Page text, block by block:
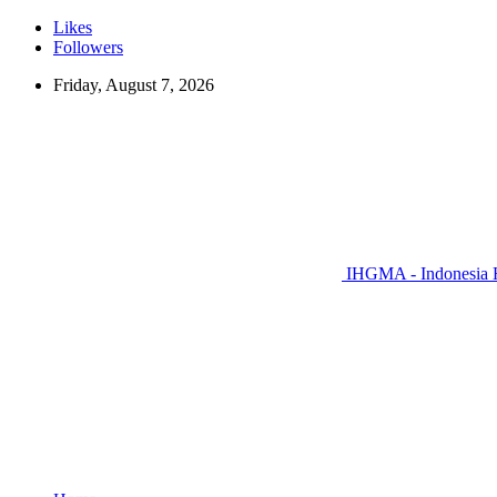
Likes
Followers
Friday, August 7, 2026
IHGMA - Indonesia